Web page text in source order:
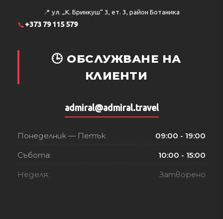
📍 ул. „К. Бринкуш“ 3, ет. 3, район Ботаника
📞+373 79 115 579
🕒 ОБСЛУЖВАНЕ НА
КЛИЕНТИ
admiral@admiral.travel
Понеделник — Петък: 09:00 - 19:00
Събота: 10:00 - 15:00
Неделя: Затворено